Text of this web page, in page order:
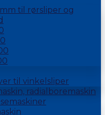
til rørsliper og
til vinkelsliper
radialboremaskin